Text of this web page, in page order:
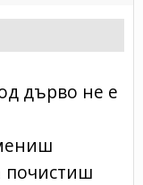
дърво не е
почистиш